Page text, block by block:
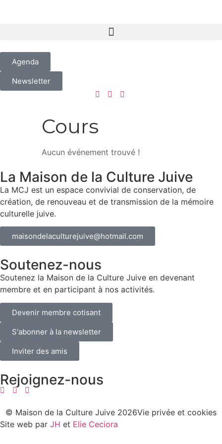
Agenda
Newsletter
Cours
Aucun événement trouvé !
La Maison de la Culture Juive
La MCJ est un espace convivial de conservation, de
création, de renouveau et de transmission de la mémoire
culturelle juive.
maisondelaculturejuive@hotmail.com
Soutenez-nous
Soutenez la Maison de la Culture Juive en devenant
membre et en participant à nos activités.
Devenir membre cotisant
S'abonner à la newsletter
Inviter des amis
Rejoignez-nous
© Maison de la Culture Juive 2026Vie privée et cookies
Site web par JH et Elie Ceciora